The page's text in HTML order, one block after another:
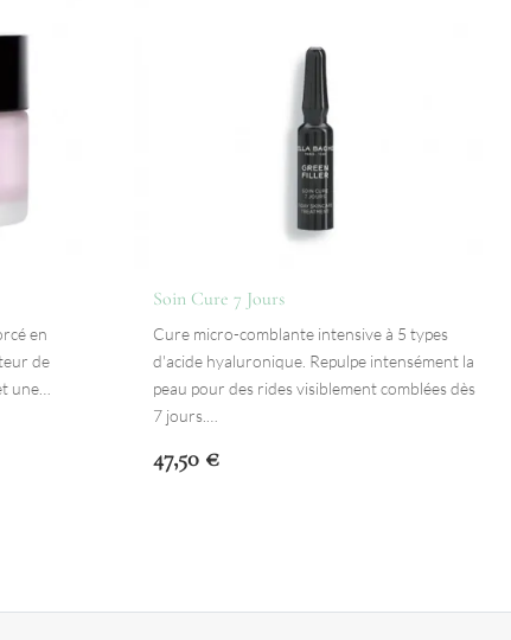
en
de
une…
Soin Cure 7 Jours
Cure micro-comblante intensive à 5 types
d'acide hyaluronique. Repulpe intensément la
peau pour des rides visiblement comblées dès
7 jours.…
47,50 €